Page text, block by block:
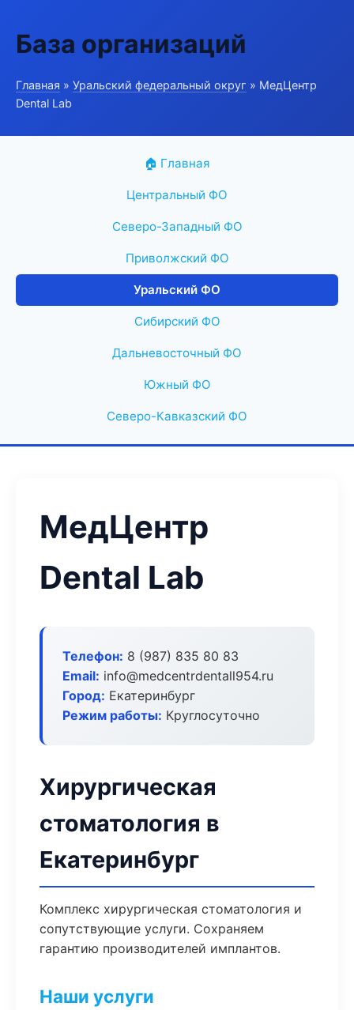
База организаций
Главная » Уральский федеральный округ » МедЦентр
Dental Lab
🏠 Главная
Центральный ФО
Северо-Западный ФО
Приволжский ФО
Уральский ФО
Сибирский ФО
Дальневосточный ФО
Южный ФО
Северо-Кавказский ФО
МедЦентр
Dental Lab
Телефон: 8 (987) 835 80 83
Email: info@medcentrdentall954.ru
Город: Екатеринбург
Режим работы: Круглосуточно
Хирургическая
стоматология в
Екатеринбург
Комплекс хирургическая стоматология и
сопутствующие услуги. Сохраняем
гарантию производителей имплантов.
Наши услуги